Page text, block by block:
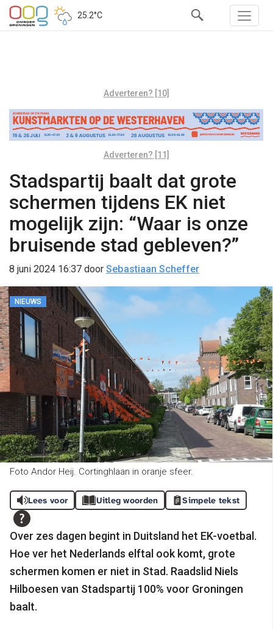
25.2°C
Adverteren? [10]
Adverteren? [11]
Stadspartij baalt dat grote
schermen tijdens EK niet
mogelijk zijn: “Waar is onze
bruisende stad gebleven?”
8 juni 2024 16:37 door Sebastiaan Scheffer
NIEUWS
Foto Andor Heij. Cortinghlaan in oranje sfeer.
Lees voor Uitleg woorden Simpele tekst
Over zes dagen begint in Duitsland het EK-voetbal.
Hoe ver het Nederlands elftal ook komt, grote
schermen komen er niet in Stad. Raadslid Niels
Hilboesen van Stadspartij 100% voor Groningen
baalt.